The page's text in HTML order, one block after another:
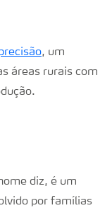
, um
áreas rurais com
diz, é um
por famílias